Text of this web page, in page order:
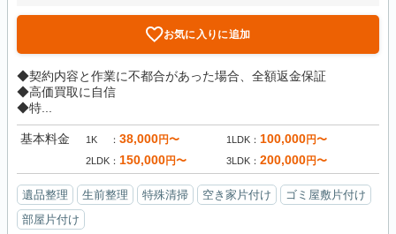
お気に入りに追加
◆契約内容と作業に不都合があった場合、全額返金保証
◆高価買取に自信
◆特...
基本料金 1K 38,000円〜 1LDK 100,000円〜
2LDK 150,000円〜 3LDK 200,000円〜
遺品整理 生前整理 特殊清掃 空き家片付け
ゴミ屋敷片付け
部屋片付け